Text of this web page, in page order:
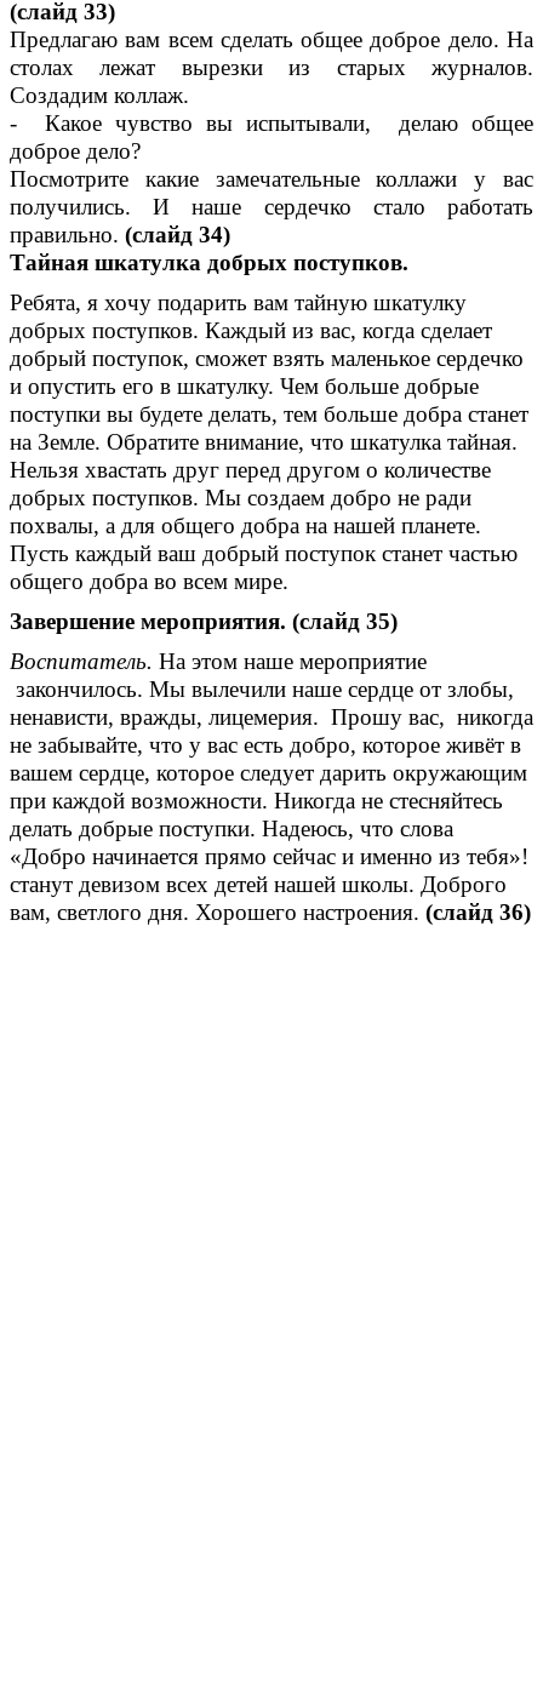
(слайд 33)
Предлагаю вам всем сделать общее доброе дело. На
столах лежат вырезки из старых журналов.
Создадим коллаж.
- Какое чувство вы испытывали, делаю общее
доброе дело?
Посмотрите какие замечательные коллажи у вас
получились. И наше сердечко стало работать
правильно. (слайд 34)
Тайная шкатулка добрых поступков.
Ребята, я хочу подарить вам тайную шкатулку
добрых поступков. Каждый из вас, когда сделает
добрый поступок, сможет взять маленькое сердечко
и опустить его в шкатулку. Чем больше добрые
поступки вы будете делать, тем больше добра станет
на Земле. Обратите внимание, что шкатулка тайная.
Нельзя хвастать друг перед другом о количестве
добрых поступков. Мы создаем добро не ради
похвалы, а для общего добра на нашей планете.
Пусть каждый ваш добрый поступок станет частью
общего добра во всем мире.
Завершение мероприятия. (слайд 35)
Воспитатель. На этом наше мероприятие
закончилось. Мы вылечили наше сердце от злобы,
ненависти, вражды, лицемерия. Прошу вас, никогда
не забывайте, что у вас есть добро, которое живёт в
вашем сердце, которое следует дарить окружающим
при каждой возможности. Никогда не стесняйтесь
делать добрые поступки. Надеюсь, что слова
«Добро начинается прямо сейчас и именно из тебя»!
станут девизом всех детей нашей школы. Доброго
вам, светлого дня. Хорошего настроения. (слайд 36)